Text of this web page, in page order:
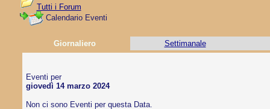
Tutti i Forum
Calendario Eventi
Giornaliero Settimanale
Eventi per
giovedì 14 marzo 2024
Non ci sono Eventi per questa Data.